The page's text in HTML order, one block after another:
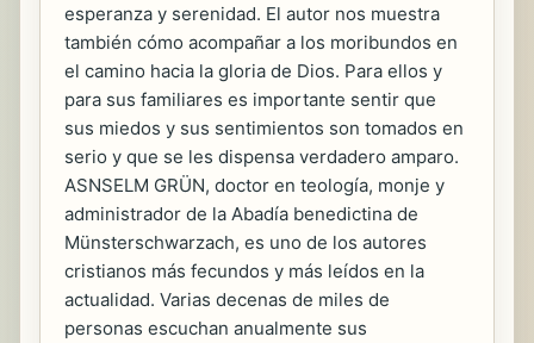
esperanza y serenidad. El autor nos muestra
también cómo acompañar a los moribundos en
el camino hacia la gloria de Dios. Para ellos y
para sus familiares es importante sentir que
sus miedos y sus sentimientos son tomados en
serio y que se les dispensa verdadero amparo.
ASNSELM GRÜN, doctor en teología, monje y
administrador de la Abadía benedictina de
Münsterschwarzach, es uno de los autores
cristianos más fecundos y más leídos en la
actualidad. Varias decenas de miles de
personas escuchan anualmente sus